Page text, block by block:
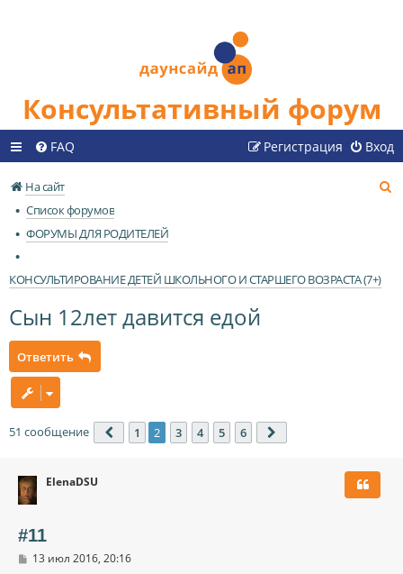
Консультативный форум
FAQ Вход
Регистрация
На сайт
Список форумов
ФОРУМЫ ДЛЯ РОДИТЕЛЕЙ
КОНСУЛЬТИРОВАНИЕ ДЕТЕЙ ШКОЛЬНОГО И СТАРШЕГО ВОЗРАСТА (7+)
Сын 12лет давится едой
Ответить
51 сообщение Пред.
1 2 3 4 5 6
ElenaDSU
#11
С13 июл 2016, 20:16